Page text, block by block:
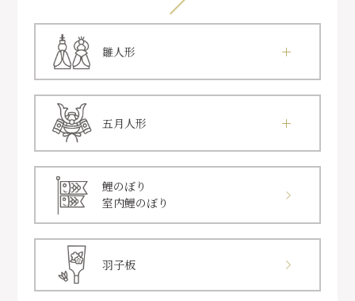
雛人形
五月人形
鯉のぼり
室内鯉のぼり
羽子板